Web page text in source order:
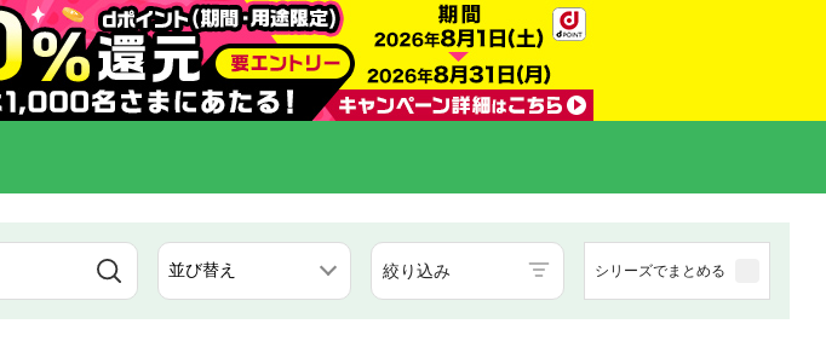
絞り込み シリーズでまとめる